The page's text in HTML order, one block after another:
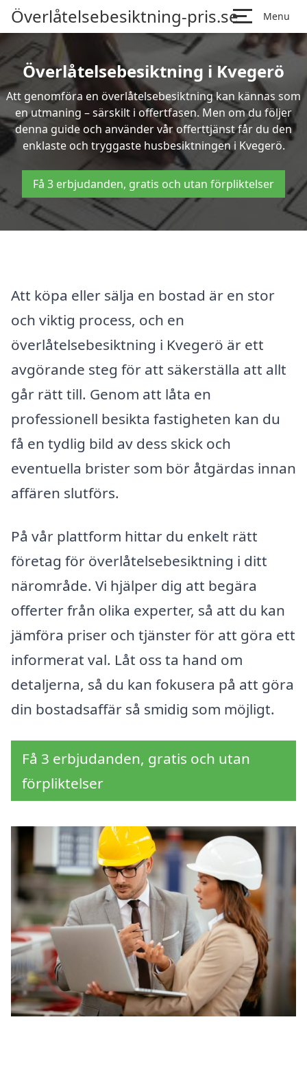
Överlåtelsebesiktning-pris.se Menu
Överlåtelsebesiktning i Kvegerö
Att genomföra en överlåtelsebesiktning kan kännas som
en utmaning – särskilt i offertfasen. Men om du följer
denna guide och använder vår offerttjänst får du den
enklaste och tryggaste husbesiktningen i Kvegerö.
Få 3 erbjudanden, gratis och utan förpliktelser
Att köpa eller sälja en bostad är en stor
och viktig process, och en
överlåtelsebesiktning i Kvegerö är ett
avgörande steg för att säkerställa att allt
går rätt till. Genom att låta en
professionell besikta fastigheten kan du
få en tydlig bild av dess skick och
eventuella brister som bör åtgärdas innan
affären slutförs.
På vår plattform hittar du enkelt rätt
företag för överlåtelsebesiktning i ditt
närområde. Vi hjälper dig att begära
offerter från olika experter, så att du kan
jämföra priser och tjänster för att göra ett
informerat val. Låt oss ta hand om
detaljerna, så du kan fokusera på att göra
din bostadsaffär så smidig som möjligt.
Få 3 erbjudanden, gratis och utan
förpliktelser